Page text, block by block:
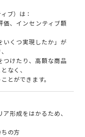
ブ）は：
価、インセンティブ額
いくつ実現したか」が
つけたり、高額な商品
なく、
とができます。
ア形成をはかるため、
の方